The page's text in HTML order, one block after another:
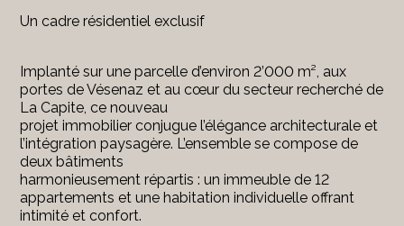
Un cadre résidentiel exclusif
Implanté sur une parcelle d’environ 2’000 m², aux
portes de Vésenaz et au cœur du secteur recherché de
La Capite, ce nouveau
projet immobilier conjugue l’élégance architecturale et
l’intégration paysagère. L’ensemble se compose de
deux bâtiments
harmonieusement répartis : un immeuble de 12
appartements et une habitation individuelle offrant
intimité et confort.